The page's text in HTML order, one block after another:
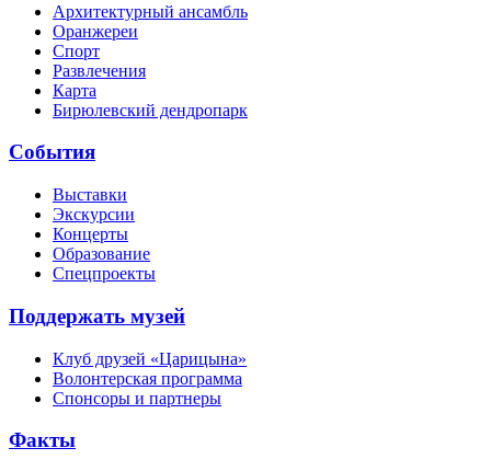
Архитектурный ансамбль
Оранжереи
Спорт
Развлечения
Карта
Бирюлевский дендропарк
События
Выставки
Экскурсии
Концерты
Образование
Спецпроекты
Поддержать музей
Клуб друзей «Царицына»
Волонтерская программа
Спонсоры и партнеры
Факты